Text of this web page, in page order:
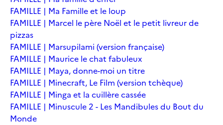
FAMILLE | Ma Famille et le loup
FAMILLE | Marcel le père Noël et le petit livreur de
pizzas
FAMILLE | Marsupilami (version française)
FAMILLE | Maurice le chat fabuleux
FAMILLE | Maya, donne-moi un titre
FAMILLE | Minecraft, Le Film (version tchèque)
FAMILLE | Minga et la cuillère cassée
FAMILLE | Minuscule 2 - Les Mandibules du Bout du
Monde